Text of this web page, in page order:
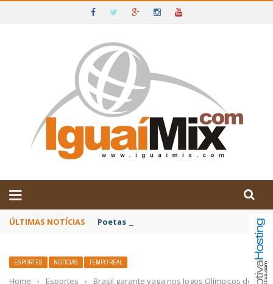
IGUAÍ E SUDOESTE DA BAHIA
ÚLTIMAS NOTÍCIAS Poetas baianos representam o Brasil no
ESPORTES NOTÍCIAS TEMPO REAL
Home › Esportes ›
Brasil garante vaga nos Jogos Olímpicos de